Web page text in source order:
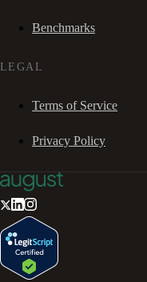
Benchmarks
LEGAL
Terms of Service
Privacy Policy